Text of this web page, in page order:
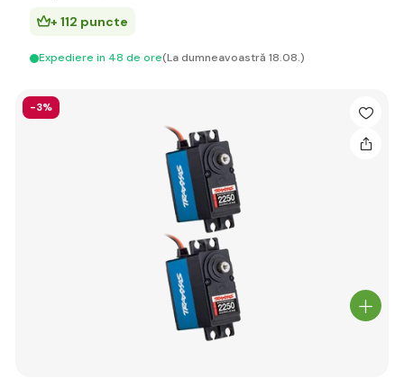
+ 112 puncte
Expediere in 48 de ore(La dumneavoastră 18.08.)
-3%